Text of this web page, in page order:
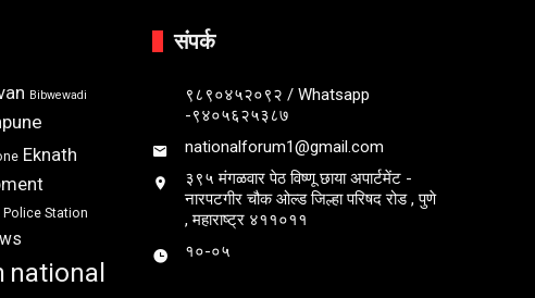
Bibwewadi
Eknath
Police Station
national
संपर्क
९८९०४५२०९२ / Whatsapp
-९४०५६२५३८७
nationalforum1@gmail.com
३९५ मंगळवार पेठ विष्णू छाया अपार्टमेंट -
नारपटगीर चौक ओल्ड जिल्हा परिषद रोड , पुणे
, महाराष्ट्र ४११०११
१०-०५